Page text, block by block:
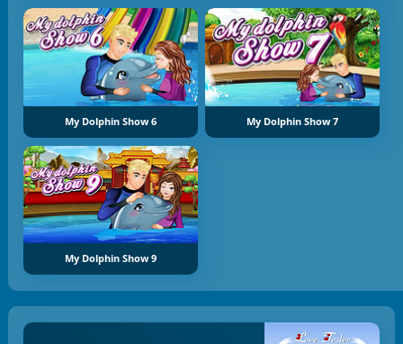
My Dolphin Show 6 My Dolphin Show 7
My Dolphin Show 9